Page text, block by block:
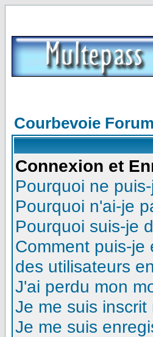
Courbevoie
Connexion et
Pourquoi ne
Pourquoi n'ai-je
Pourquoi suis-je
Comment puis-je
des utilisateurs
J'ai perdu mon
Je me suis
Je me suis